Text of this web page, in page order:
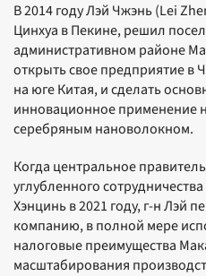
В 2014 году Лэй Чжэнь (Lei
Цинхуа в Пекине, решил
административном районе
открыть свое предприятие в
на юге Китая, и сделать
инновационное применение
серебряным нановолокном.
Когда центральное
углубленного
Хэнцинь в 2021 году, г-н Лэй
компанию, в полной мере
налоговые преимущества
масштабирования